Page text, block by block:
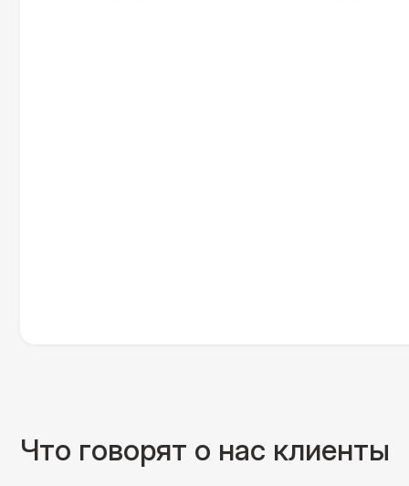
Что говорят о нас клиенты